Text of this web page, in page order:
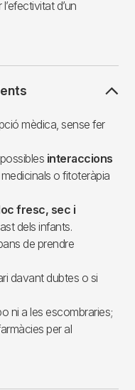
d’un
mèdica, sense fer
interaccions
o fitoteràpia
fresc, sec i
dels infants.
de prendre
davant dubtes o si
ni a les escombraries;
per al